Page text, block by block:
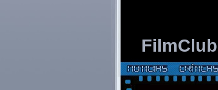
FilmClub